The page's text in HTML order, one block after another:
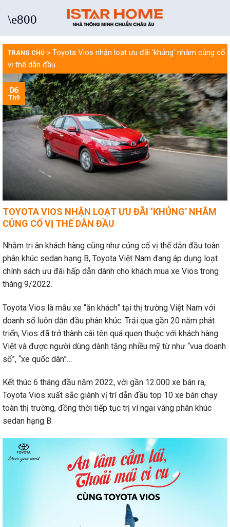
TRANG CHỦ » Toyota Vios nhận loạt ưu đãi ‘khủng’ nhằm củng cố
vị thế dẫn đầu
06
Th9
TOYOTA VIOS NHẬN LOẠT ƯU ĐÃI ‘KHỦNG’ NHẰM
CỦNG CỐ VỊ THẾ DẪN ĐẦU
Nhằm tri ân khách hàng cũng như củng cố vị thế dẫn đầu toàn
phân khúc sedan hạng B, Toyota Việt Nam đang áp dụng loạt
chính sách ưu đãi hấp dẫn dành cho khách mua xe Vios trong
tháng 9/2022.
Toyota Vios là mẫu xe “ăn khách” tại thị trường Việt Nam với
doanh số luôn dẫn đầu phân khúc. Trải qua gần 20 năm phát
triển, Vios đã trở thành cái tên quá quen thuộc với khách hàng
Việt và được người dùng dành tặng nhiều mỹ từ như “vua doanh
số”, “xe quốc dân”…
Kết thúc 6 tháng đầu năm 2022, với gần 12.000 xe bán ra,
Toyota Vios xuất sắc giành vị trí dẫn đầu top 10 xe bán chạy
toàn thị trường, đồng thời tiếp tục trị vì ngai vàng phân khúc
sedan hạng B.